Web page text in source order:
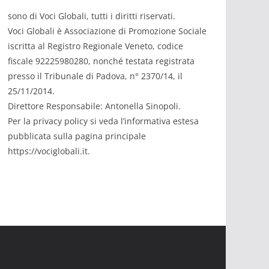
sono di Voci Globali, tutti i diritti riservati.
Voci Globali è Associazione di Promozione Sociale
iscritta al Registro Regionale Veneto, codice
fiscale 92225980280, nonché testata registrata
presso il Tribunale di Padova, n° 2370/14, il
25/11/2014.
Direttore Responsabile: Antonella Sinopoli.
Per la privacy policy si veda l’informativa estesa
pubblicata sulla pagina principale
https://vociglobali.it.